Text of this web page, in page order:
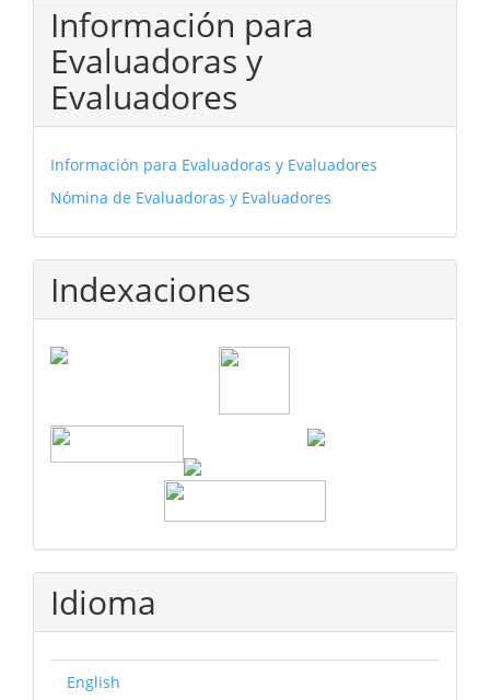
Información para
Evaluadoras y
Evaluadores
Información para Evaluadoras y Evaluadores
Nómina de Evaluadoras y Evaluadores
Indexaciones
Idioma
English